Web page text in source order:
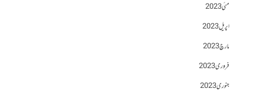
مئی 2023
اپریل 2023
مارچ 2023
فروری 2023
جنوری 2023